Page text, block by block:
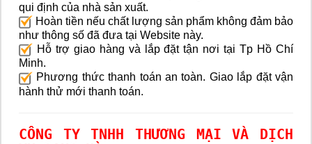
qui định của nhà sản xuất.
Hoàn tiền nếu chất lượng sản phẩm không đảm bảo
như thông số đã đưa tại Website này.
Hỗ trợ giao hàng và lắp đặt tận nơi tại Tp Hồ Chí
Minh.
Phương thức thanh toán an toàn. Giao lắp đặt vận
hành thử mới thanh toán.
CÔNG TY TNHH THƯƠNG MẠI VÀ DỊCH